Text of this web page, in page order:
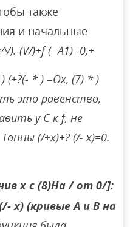
также
и начальные
). (V/)+f (- A1) -0,+
(+?(- * ) =Ох, (7) * )
это равенство,
y C к f, не
(/+х)+? (/- х)=0.
x с (8)На / от 0/]:
x) (кривые A и B на